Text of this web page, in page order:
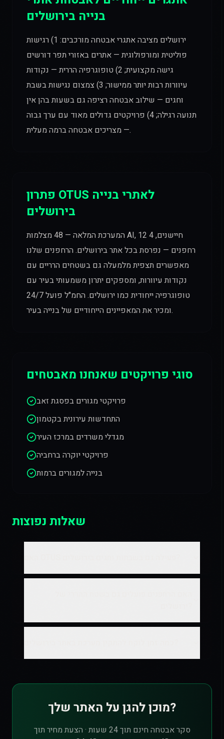
בנייה בירושלים
ירושלים מציבה אתגרי אבטחה מורכבים: 1) רגישות
פוליטית ומורפולוגית — אתרים באזורי תפר דורשים
גישה מקצועית; 2) טופוגרפיה הררית — נקודות
עיוורות רבות יותר ממישור; 3) צמצום נגישות בשבת
וחגים — שילוב אבטחה רציפה גם בשעות בהן אין
תנועה רגילה; 4) פרויקטים גדולים מאוד עם ערך גבוה
— מצריכים אבטחה ברמה מעלית.
פתרון OTUS לאתרי בנייה
בירושלים
המערכת המלאה — 48 מצלמות AI, 12 חיישנים, 4
רחפנים — נפרסת בכל אתר בירושלים. הרחפנים שלנו
מאפשרים תצפית מלמעלה גם בשטחים הרריים עם
נקודות עיוורות, ומספקים יתרון משמעותי בעיר עם
טופוגרפיה ייחודית כמו ירושלים. החמ"ל פועל 24/7
ומכיר את המאפיינים הייחודיים של בנייה בעיר.
סוגי פרויקטים שאנחנו מאבטחים
פרויקטי מגורים בפסגת זאב
התחדשות עירונית בקטמון
מגדלי משרדים במרכז העיר
פרויקטי יוקרה ברחביה
בנייה למגורים ברמות
שאלות נפוצות
מוכן להגן על האתר שלך?
סקר אבטחה חינם תוך 24 שעות · הצעת מחיר תוך